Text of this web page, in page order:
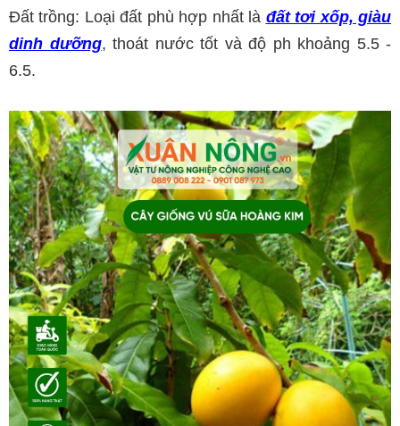
Đất trồng: Loại đất phù hợp nhất là đất tơi xốp, giàu
dinh dưỡng, thoát nước tốt và độ ph khoảng 5.5 -
6.5.